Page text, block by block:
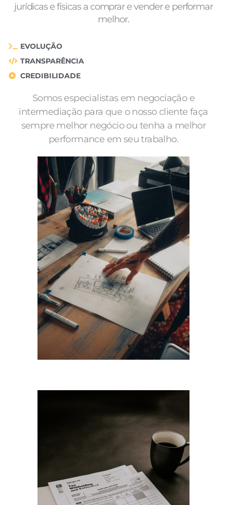
jurídicas e físicas a comprar e vender e performar
melhor.
EVOLUÇÃO
TRANSPARÊNCIA
CREDIBILIDADE
Somos especialistas em negociação e
intermediação para que o nosso cliente faça
sempre melhor negócio ou tenha a melhor
performance em seu trabalho.